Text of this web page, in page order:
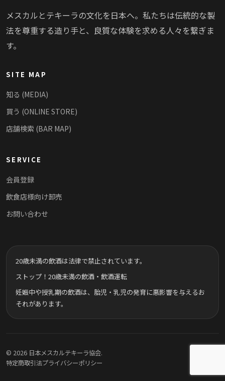
メスカルとテキーラの文化を日本へ。私たちは伝統的な製
法を尊重する造り手と、良質な体験を求める人々を繋ぎま
す。
SITE MAP
知る (MEDIA)
買う (ONLINE STORE)
店舗検索 (BAR MAP)
SERVICE
会員登録
飲食店様向け卸売
お問い合わせ
20歳未満の飲酒は法律で禁止されています。
ストップ！20歳未満の飲酒・飲酒運転
妊娠中や授乳期の飲酒は、胎児・乳児の発育に悪影響を与えるお
それがあります。
© 2026 日本メスカルテキーラ協会.
特定商取引法プライバシーポリシー